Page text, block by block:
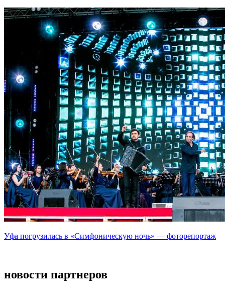
Уфа погрузилась в «Симфоническую ночь» — фоторепортаж
новости партнеров